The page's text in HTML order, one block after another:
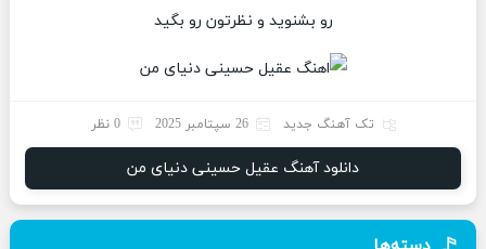
رو بشنوید و نظرتون رو بگید
تک آهنگ جدید 26 سپتامبر 2025 0 نظر
دانلود آهنگ عقیل حسینی دنیای من